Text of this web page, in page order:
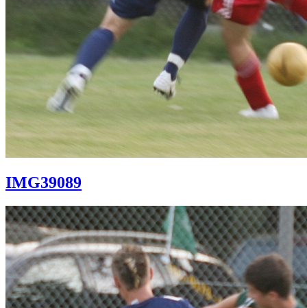
IMG39089